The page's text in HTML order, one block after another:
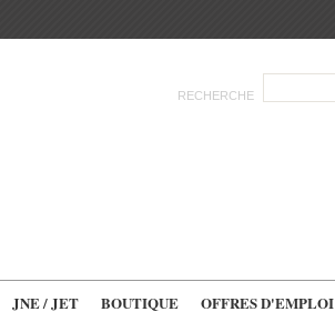
RECHERCHE
JNE / JET BOUTIQUE OFFRES D'EMPLOI